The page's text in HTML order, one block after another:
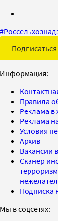
#
Подписаться
Информация:
Правила
Реклама в
Реклама
Условия
Архив
Вакансии
Сканер
Подписка
Мы в соцсетях: